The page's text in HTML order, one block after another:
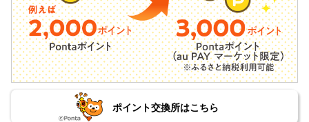
ポイント交換所はこちら